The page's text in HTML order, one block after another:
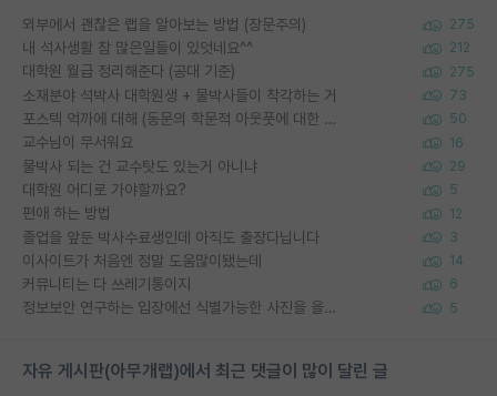
외부에서 괜찮은 랩을 알아보는 방법 (장문주의) 275
내 석사생활 참 많은일들이 있엇네요^^ 212
대학원 월급 정리해준다 (공대 기준) 275
소재분야 석박사 대학원생 + 물박사들이 착각하는 거 73
포스텍 억까에 대해 (동문의 학문적 아웃풋에 대한 반박) 50
교수님이 무서워요 16
물박사 되는 건 교수탓도 있는거 아니냐 29
대학원 어디로 가야할까요? 5
편애 하는 방법 12
졸업을 앞둔 박사수료생인데 아직도 출장다닙니다 3
이사이트가 처음엔 정말 도움많이됐는데 14
커뮤니티는 다 쓰레기통이지 6
정보보안 연구하는 입장에선 식별가능한 사진을 올리는건 비추이긴함 5
자유 게시판(아무개랩)에서 최근 댓글이 많이 달린 글